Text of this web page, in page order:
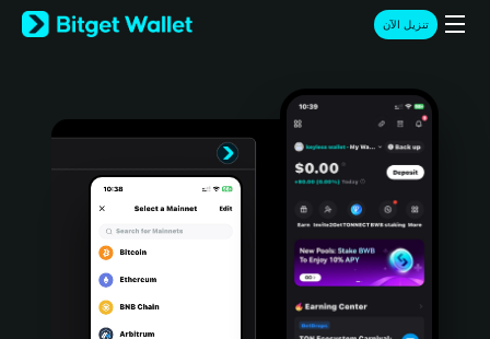
English
日本語
Türkçe
Português (Portugal)
Bahasa Indonesia
تنزيل الآن